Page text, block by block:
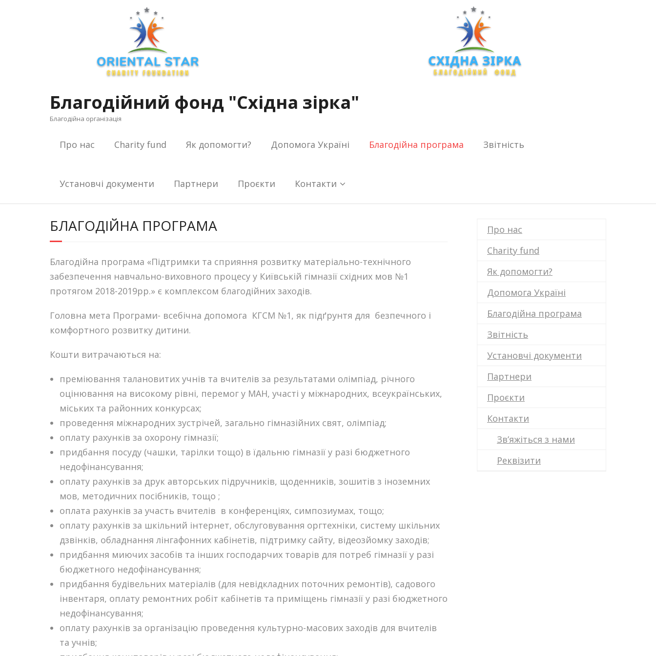
Благодійний фонд "Східна зірка"
Благодійна організація
Про нас Charity fund Як допомогти? Допомога Україні Благодійна програма Звітність
Установчі документи Партнери Проєкти Контакти
БЛАГОДІЙНА ПРОГРАМА
Благодійна програма «Підтримки та сприяння розвитку матеріально-технічного
забезпечення навчально-виховного процесу у Київській гімназії східних мов №1
протягом 2018-2019рр.» є комплексом благодійних заходів.
Головна мета Програми- всебічна допомога КГСМ №1, як підґрунтя для безпечного і
комфортного розвитку дитини.
Кошти витрачаються на:
преміювання талановитих учнів та вчителів за результатами олімпіад, річного
оцінювання на високому рівні, перемог у МАН, участі у міжнародних, всеукраїнських,
міських та районних конкурсах;
проведення міжнародних зустрічей, загально гімназійних свят, олімпіад;
оплату рахунків за охорону гімназії;
придбання посуду (чашки, тарілки тощо) в їдальню гімназії у разі бюджетного
недофінансування;
оплату рахунків за друк авторських підручників, щоденників, зошитів з іноземних
мов, методичних посібників, тощо ;
оплата рахунків за участь вчителів в конференціях, симпозиумах, тощо;
оплату рахунків за шкільний інтернет, обслуговування оргтехніки, систему шкільних
дзвінків, обладнання лінгафонних кабінетів, підтримку сайту, відеозйомку заходів;
придбання миючих засобів та інших господарчих товарів для потреб гімназії у разі
бюджетного недофінансування;
придбання будівельних матеріалів (для невідкладних поточних ремонтів), садового
інвентаря, оплату ремонтних робіт кабінетів та приміщень гімназії у разі бюджетного
недофінансування;
оплату рахунків за організацію проведення культурно-масових заходів для вчителів
та учнів;
Про нас
Charity fund
Як допомогти?
Допомога Україні
Благодійна програма
Звітність
Установчі документи
Партнери
Проєкти
Контакти
Зв’яжіться з нами
Реквізити